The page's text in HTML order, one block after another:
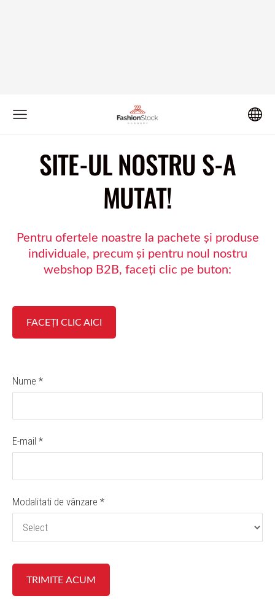
SITE-UL NOSTRU S-A
MUTAT!
Pentru ofertele noastre la pachete și produse
individuale, precum și pentru noul nostru
webshop B2B, faceți clic pe buton:
FACEȚI CLIC AICI
Nume *
E-mail *
Modalitati de vânzare *